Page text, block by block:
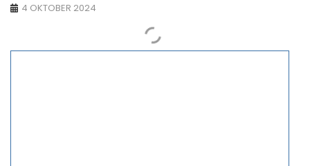
4 OKTOBER 2024